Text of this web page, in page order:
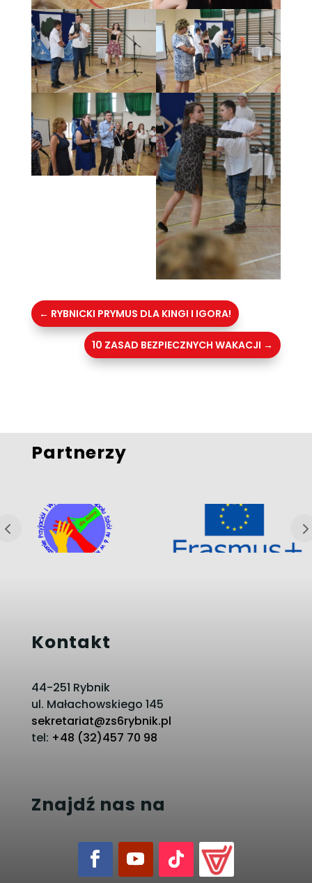
← RYBNICKI PRYMUS DLA KINGI I IGORA!
10 ZASAD BEZPIECZNYCH WAKACJI →
Partnerzy
Kontakt
44-251 Rybnik
ul. Małachowskiego 145
sekretariat@zs6rybnik.pl
tel: +48 (32)457 70 98
Znajdź nas na